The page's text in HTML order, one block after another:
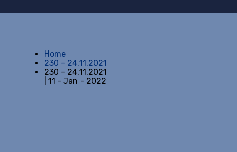
Home
230 – 24.11.2021
230 – 24.11.2021
| 11 - Jan - 2022